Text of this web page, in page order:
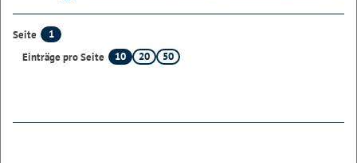
Seite
1
Einträge pro Seite
10 20 50